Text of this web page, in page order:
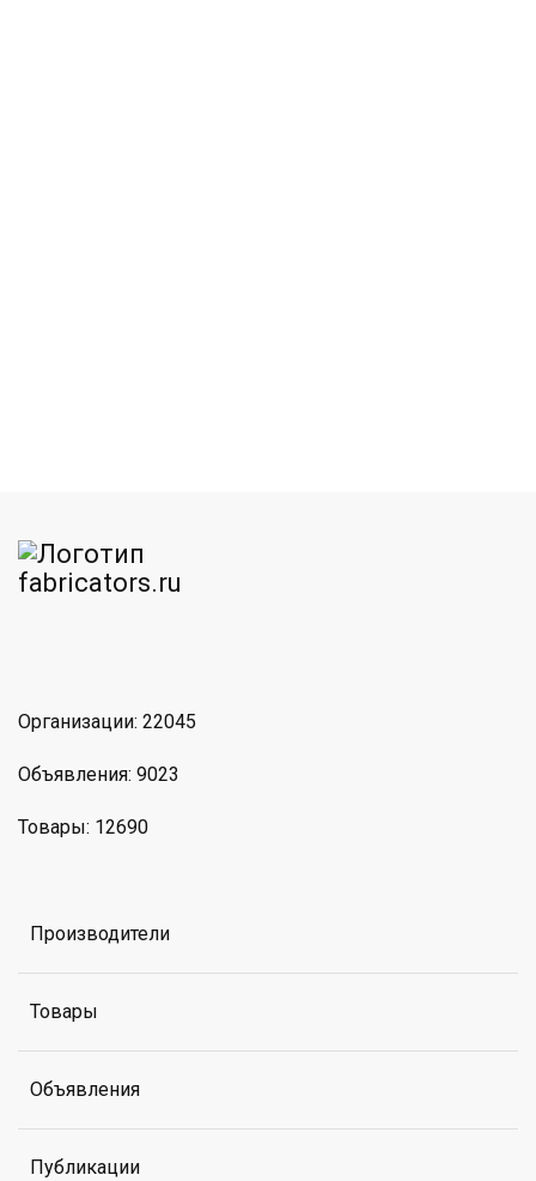
Организации: 22045
Объявления: 9023
Товары: 12690
Производители
Товары
Объявления
Публикации